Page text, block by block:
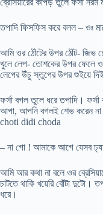
ব্রেসিয়ারের কাপড় তুলে ফর্সা নরম
তপাদি ফিসফিস করে বলল – ওঃ
আমি ওর ঠোঁটের উপর ঠোঁট- জিভ
খুলে লেপ- তোশকের উপর ফেলে
লেপের উঁচু স্তুপের উপর শুইয়ে
ফর্সা বগল তুলে ধরে তপাদি।
আপা, আপনি বগলই শেভ করেন না
choti didi choda
– না গো ! আমাকে আগে যেসব
আমি আর কথা না বলে ওর
চাটতে থাকি খয়েরি বোঁটা দুটো।
ধরে।